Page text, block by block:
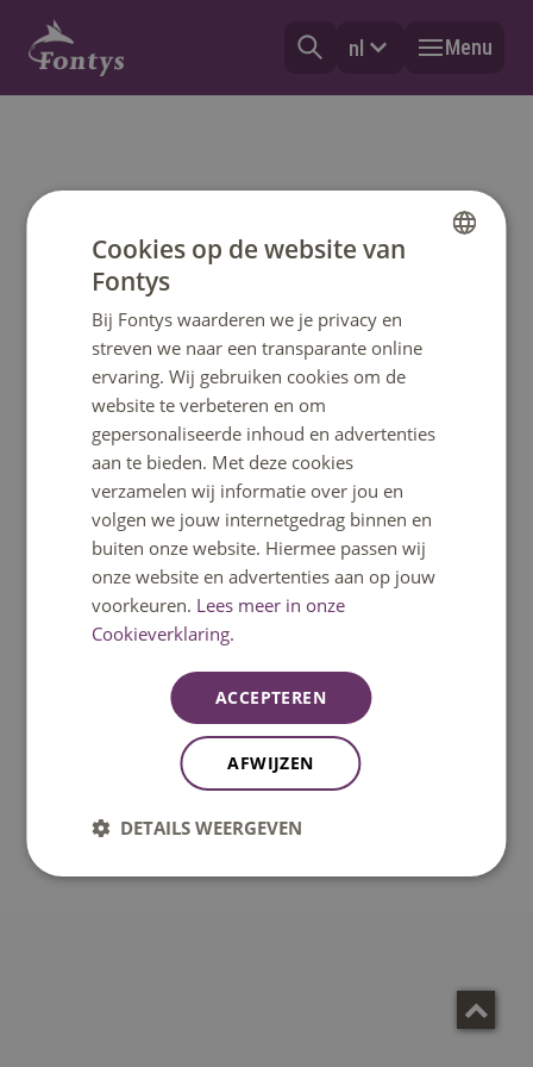
nl Menu
Cookies op de website van
Fontys
Bij Fontys waarderen we je privacy en
streven we naar een transparante online
ervaring. Wij gebruiken cookies om de
website te verbeteren en om
gepersonaliseerde inhoud en advertenties
aan te bieden. Met deze cookies
verzamelen wij informatie over jou en
volgen we jouw internetgedrag binnen en
buiten onze website. Hiermee passen wij
onze website en advertenties aan op jouw
voorkeuren. Lees meer in onze
Cookieverklaring.
ACCEPTEREN
AFWIJZEN
DETAILS WEERGEVEN